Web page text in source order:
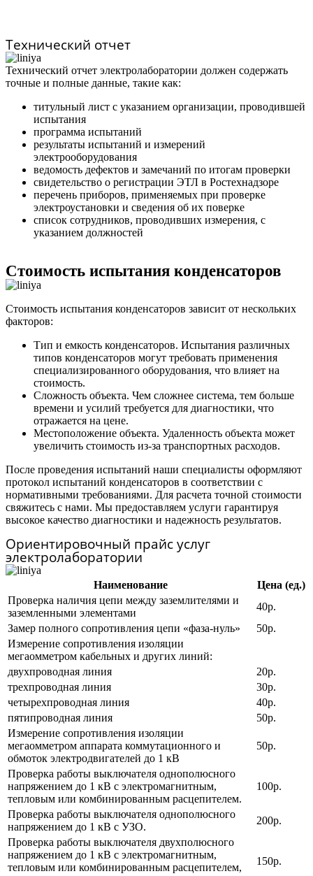
Технический отчет
Технический отчет электролаборатории должен содержать
точные и полные данные, такие как:
титульный лист с указанием организации, проводившей
испытания
программа испытаний
результаты испытаний и измерений
электрооборудования
ведомость дефектов и замечаний по итогам проверки
свидетельство о регистрации ЭТЛ в Ростехнадзоре
перечень приборов, применяемых при проверке
электроустановки и сведения об их поверке
список сотрудников, проводивших измерения, с
указанием должностей
Стоимость испытания конденсаторов
Стоимость испытания конденсаторов зависит от нескольких
факторов:
Тип и емкость конденсаторов. Испытания различных
типов конденсаторов могут требовать применения
специализированного оборудования, что влияет на
стоимость.
Сложность объекта. Чем сложнее система, тем больше
времени и усилий требуется для диагностики, что
отражается на цене.
Местоположение объекта. Удаленность объекта может
увеличить стоимость из-за транспортных расходов.
После проведения испытаний наши специалисты оформляют
протокол испытаний конденсаторов в соответствии с
нормативными требованиями. Для расчета точной стоимости
свяжитесь с нами. Мы предоставляем услуги гарантируя
высокое качество диагностики и надежность результатов.
Ориентировочный прайс услуг
электролаборатории
Наименование
Цена (ед.)
Проверка наличия цепи между заземлителями и
заземленными элементами
40р.
Замер полного сопротивления цепи «фаза-нуль»
50р.
Измерение сопротивления изоляции
мегаомметром кабельных и других линий:
двухпроводная линия
20р.
трехпроводная линия
30р.
четырехпроводная линия
40р.
пятипроводная линия
50р.
Измерение сопротивления изоляции
мегаомметром аппарата коммутационного и
обмоток электродвигателей до 1 кВ
50р.
Проверка работы выключателя однополюсного
напряжением до 1 кВ с электромагнитным,
тепловым или комбинированным расцепителем.
100р.
Проверка работы выключателя однополюсного
напряжением до 1 кВ с УЗО.
200р.
Проверка работы выключателя двухполюсного
напряжением до 1 кВ с электромагнитным,
тепловым или комбинированным расцепителем,
150р.